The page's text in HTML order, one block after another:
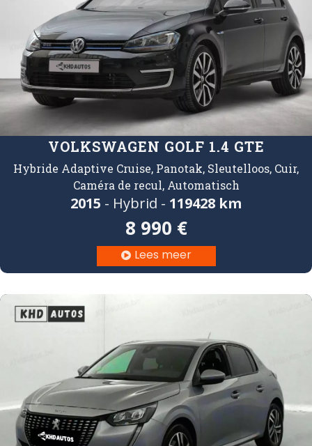
VOLKSWAGEN GOLF 1.4 GTE
Hybride Adaptive Cruise, Panotak, Sleutelloos, Cuir,
Caméra de recul, Automatisch
2015 - Hybrid - 119428 km
8 990 €
 Lees meer